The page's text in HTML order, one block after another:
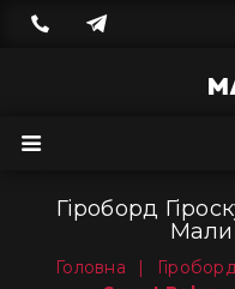
Гіроборд
Головна |